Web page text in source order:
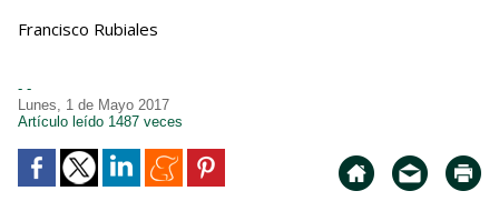
Francisco Rubiales
- -
Lunes, 1 de Mayo 2017
Artículo leído 1487 veces